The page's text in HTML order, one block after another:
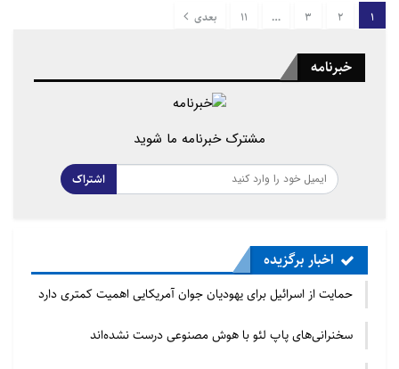
1
2
3
…
11 بعدی
خبرنامه
مشترک خبرنامه ما شوید
اشتراک
اخبار برگزیده
حمایت از اسرائیل برای یهودیان جوان آمریکایی اهمیت کمتری دارد
سخنرانی‌های پاپ لئو با هوش مصنوعی درست نشده‌اند